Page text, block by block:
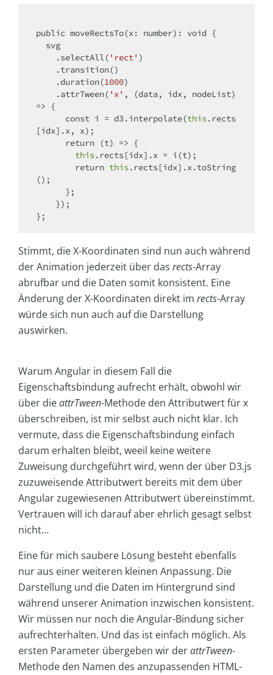
public moveRectsTo(x: number): void {
    .selectAll(
'rect' )
    .duration(
1000)
    .attrTween(
'x' , (data, idx, nodeList)
=> {
const i = d3.interpolate(this.rects
[idx].x, x);
return
(t) => {
this.rects[idx].x = i(t);
return this.rects[idx].x.toString
();
Stimmt, die X-Koordinaten sind nun auch während
der Animation jederzeit über das rects-Array
abrufbar und die Daten somit konsistent. Eine
Änderung der X-Koordinaten direkt im rects-Array
würde sich nun auch auf die Darstellung
auswirken.
Warum Angular in diesem Fall die
Eigenschaftsbindung aufrecht erhält, obwohl wir
über dieattrTween-Methode den Attributwert für x
überschreiben, ist mir selbst auch nicht klar. Ich
vermute, dass die Eigenschaftsbindung einfach
darum erhalten bleibt, weeil keine weitere
Zuweisung durchgeführt wird, wenn der über D3.js
zuzuweisende Attributwert bereits mit dem über
Angular zugewiesenen Attributwert übereinstimmt.
Vertrauen will ich darauf aber ehrlich gesagt selbst
nicht…
Eine für mich saubere Lösung besteht ebenfalls
nur aus einer weiteren kleinen Anpassung. Die
Darstellung und die Daten im Hintergrund sind
während unserer Animation inzwischen konsistent.
Wir müssen nur noch die Angular-Bindung sicher
aufrechterhalten. Und das ist einfach möglich. Als
ersten Parameter übergeben wir derattrTween-
Methode den Namen des anzupassenden HTML-